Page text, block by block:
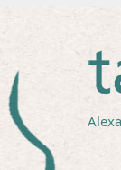
Inhalt